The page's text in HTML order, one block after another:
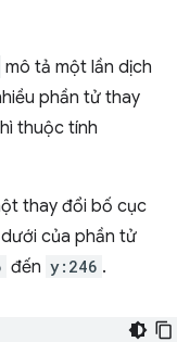
mô tả một lần dịch
phần tử thay
thuộc tính
thay đổi bố cục
của phần tử
đến y:246 .